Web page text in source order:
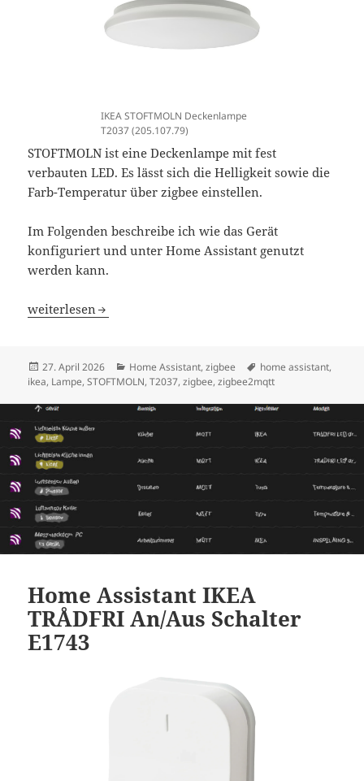
IKEA STOFTMOLN Deckenlampe
T2037 (205.107.79)
STOFTMOLN ist eine Deckenlampe mit fest
verbauten LED. Es lässt sich die Helligkeit sowie die
Farb-Temperatur über zigbee einstellen.
Im Folgenden beschreibe ich wie das Gerät
konfiguriert und unter Home Assistant genutzt
werden kann.
Home Assistant IKEA STOFTMOLN Deckenlampe T2037
weiterlesen
Veröffentlicht
am
27. April 2026 Kategorien
Home Assistant,zigbee Schlagwörter
home assistant,
ikea, Lampe,STOFTMOLN,T2037,zigbee,zigbee2mqtt
Home Assistant IKEA
TRÅDFRI An/Aus Schalter
E1743